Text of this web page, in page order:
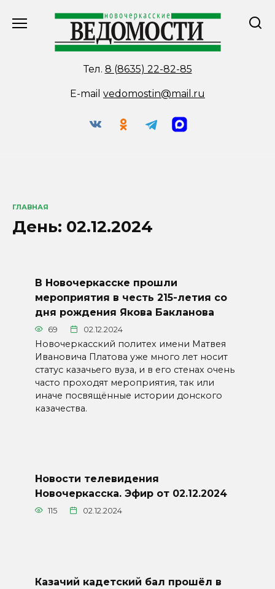
Тел. 8 (8635) 22-82-85
E-mail vedomostin@mail.ru
ГЛАВНАЯ
День: 02.12.2024
В Новочеркасске прошли
мероприятия в честь 215-летия со
дня рождения Якова Бакланова
69 02.12.2024
Новочеркасский политех имени Матвея
Ивановича Платова уже много лет носит
статус казачьего вуза, и в его стенах очень
часто проходят мероприятия, так или
иначе посвящённые истории донского
казачества.
Новости телевидения
Новочеркасска. Эфир от 02.12.2024
115 02.12.2024
Казачий кадетский бал прошёл в